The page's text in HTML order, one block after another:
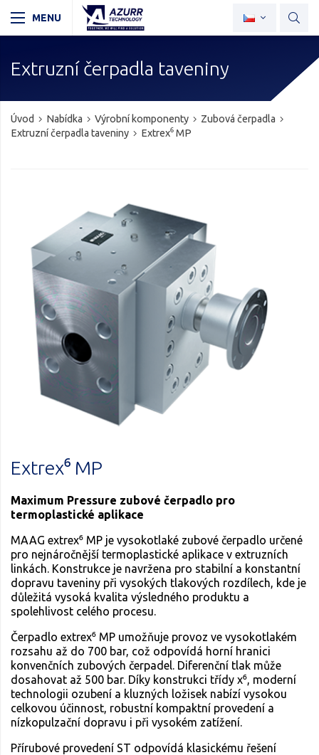
Extruzní čerpadla taveniny
Úvod Nabídka Výrobní komponenty
Zubová čerpadla
Extruzní čerpadla taveniny
Extrex⁶ MP
Extrex⁶ MP
Maximum Pressure zubové čerpadlo pro
termoplastické aplikace
MAAG extrex⁶ MP je vysokotlaké zubové čerpadlo určené
pro nejnáročnější termoplastické aplikace v extruzních
linkách. Konstrukce je navržena pro stabilní a konstantní
dopravu taveniny při vysokých tlakových rozdílech, kde je
důležitá vysoká kvalita výsledného produktu a
spolehlivost celého procesu.
Čerpadlo extrex⁶ MP umožňuje provoz ve vysokotlakém
rozsahu až do 700 bar, což odpovídá horní hranici
konvenčních zubových čerpadel. Diferenční tlak může
dosahovat až 500 bar. Díky konstrukci třídy x⁶, moderní
technologii ozubení a kluzných ložisek nabízí vysokou
celkovou účinnost, robustní kompaktní provedení a
nízkopulzační dopravu i při vysokém zatížení.
Přírubové provedení ST odpovídá klasickému řešení